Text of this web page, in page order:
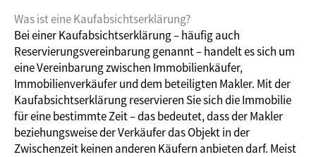
Was ist eine Kaufabsichtserklärung?
Bei einer Kaufabsichtserklärung – häufig auch
Reservierungsvereinbarung genannt – handelt es sich um
eine Vereinbarung zwischen Immobilienkäufer,
Immobilienverkäufer und dem beteiligten Makler. Mit der
Kaufabsichtserklärung reservieren Sie sich die Immobilie
für eine bestimmte Zeit – das bedeutet, dass der Makler
beziehungsweise der Verkäufer das Objekt in der
Zwischenzeit keinen anderen Käufern anbieten darf. Meist